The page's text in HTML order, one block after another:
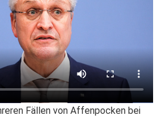
Fällen von Affenpocken bei